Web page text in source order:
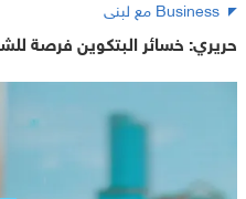
Business مع لبنى
حريري: خسائر البتكوين فرصة